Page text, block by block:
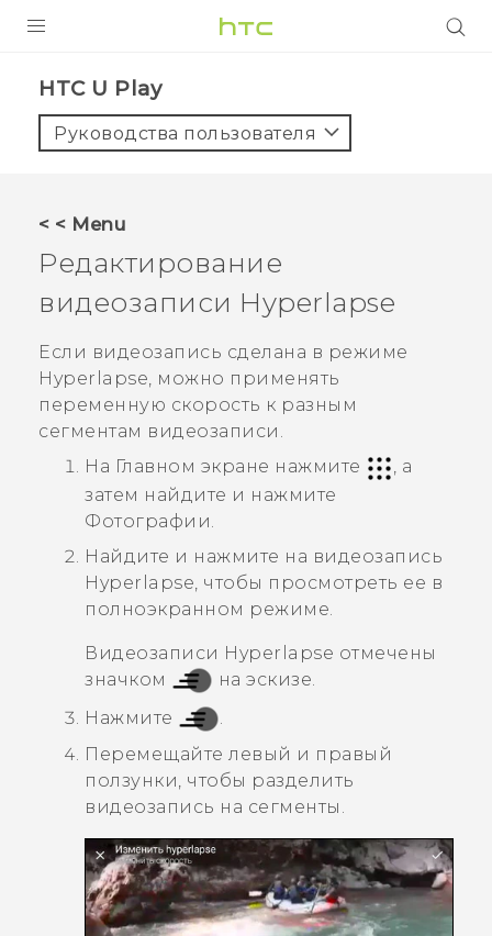
5G
VIVERSE
ПОДДЕРЖКА
HTC U Play‎
Руководства пользователя
< < Menu
Редактирование
видеозаписи Hyperlapse
Если видеозапись сделана в режиме
Hyperlapse, можно применять
переменную скорость к разным
сегментам видеозаписи.
На Главном экране нажмите
, а
затем найдите и нажмите
Фотографии
Найдите и нажмите на видеозапись
Hyperlapse , чтобы просмотреть ее в
полноэкранном режиме.
Видеозаписи Hyperlapse отмечены
значком
на эскизе.
Нажмите
.
Перемещайте левый и правый
ползунки, чтобы разделить
видеозапись на сегменты.